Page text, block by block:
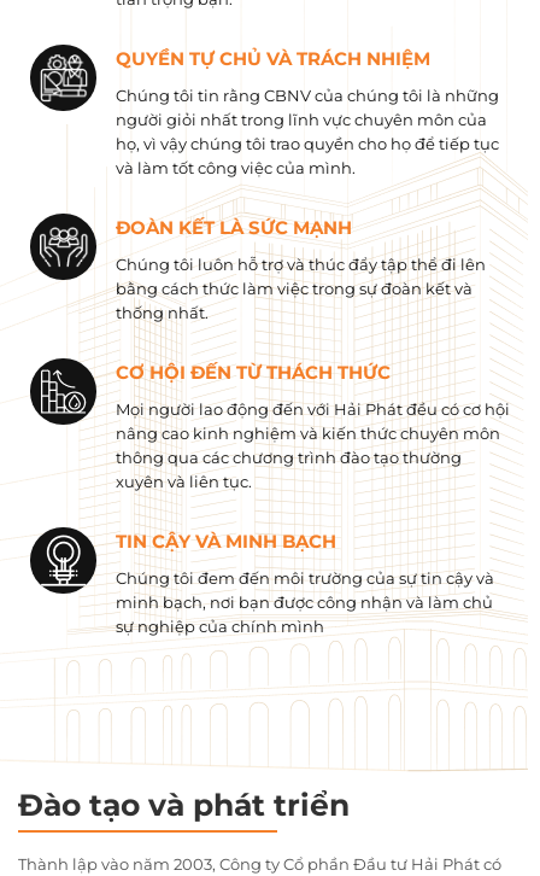
QUYỀN TỰ CHỦ VÀ TRÁCH NHIỆM
Chúng tôi tin rằng CBNV của chúng tôi là những
người giỏi nhất trong lĩnh vực chuyên môn của
họ, vì vậy chúng tôi trao quyền cho họ để tiếp tục
và làm tốt công việc của mình.
ĐOÀN KẾT LÀ SỨC MẠNH
Chúng tôi luôn hỗ trợ và thúc đẩy tập thể đi lên
bằng cách thức làm việc trong sự đoàn kết và
thống nhất.
CƠ HỘI ĐẾN TỪ THÁCH THỨC
Mọi người lao động đến với Hải Phát đều có cơ hội
nâng cao kinh nghiệm và kiến ​​thức chuyên môn
thông qua các chương trình đào tạo thường
xuyên và liên tục.
TIN CẬY VÀ MINH BẠCH
Chúng tôi đem đến môi trường của sự tin cậy và
minh bạch, nơi bạn được công nhận và làm chủ
sự nghiệp của chính mình
Đào tạo và phát triển
Thành lập vào năm 2003, Công ty Cổ phần Đầu tư Hải Phát có